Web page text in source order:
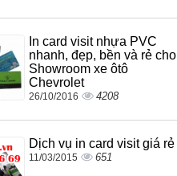
In card visit nhựa PVC
nhanh, đẹp, bền và rẻ cho
Showroom xe ôtô
Chevrolet
26/10/2016 4208
Dịch vụ in card visit giá rẻ
11/03/2015 651